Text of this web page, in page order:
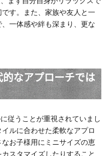
す。また、家族や友人と一
一体感や絆も深まり、更な
なアプローチでは
従うことが重視されていまし
ルに合わせた柔軟なアプロ
お子様用にミニサイズの恵
スタマイズしたりすること